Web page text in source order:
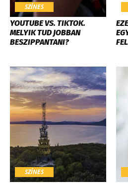
SZÍNES
YOUTUBE VS. TIKTOK.
MELYIK TUD JOBBAN
BESZIPPANTANI?
SZÍNES